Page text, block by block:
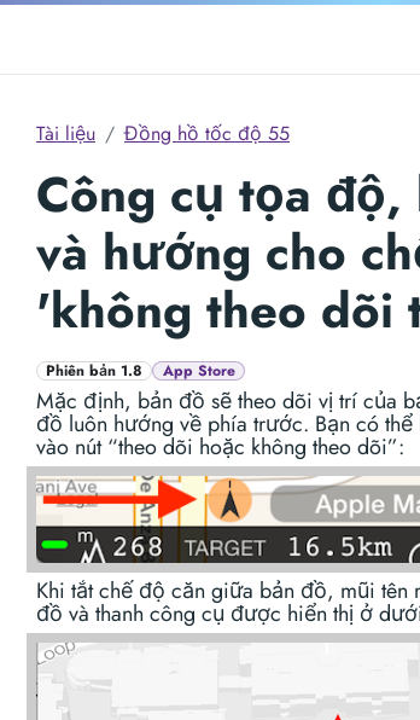
Tài liệu Đồng hồ tốc độ 55
Công cụ tọa độ,
và hướng cho
'không theo dõi
Phiên bản 1.8 App Store
Mặc định, bản đồ sẽ theo dõi vị trí của
đồ luôn hướng về phía trước. Bạn có
vào nút “theo dõi hoặc không theo dõi”:
Khi tắt chế độ căn giữa bản đồ, mũi tên
đồ và thanh công cụ được hiển thị ở